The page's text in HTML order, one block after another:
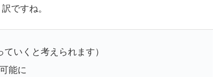
ですね。
いくと考えられます）
能に